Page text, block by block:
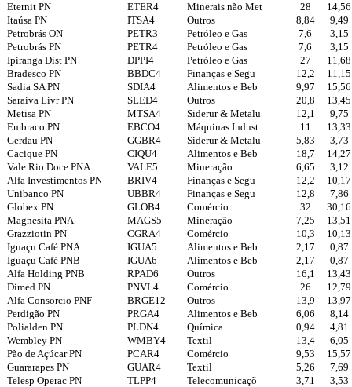
Eternit PN
ETER4 Minerais não Met 28
14,56
Itaúsa PN
ITSA4 Outros 8,84
9,49
Petrobrás ON
PETR3 Petróleo e Gas 7,6
3,15
Petrobrás PN
PETR4 Petróleo e Gas 7,6
3,15
Ipiranga Dist PN
DPPI4 Petróleo e Gas 27
11,68
Bradesco PN
BBDC4 Finanças e Segu 12,2
11,15
Sadia SA PN
SDIA4 Alimentos e Beb 9,97
15,56
Saraiva Livr PN
SLED4 Outros 20,8
13,45
Metisa PN
MTSA4 Siderur & Metalu 12,1
9,75
Embraco PN
EBCO4 Máquinas Indust 11
13,33
Gerdau PN
GGBR4 Siderur & Metalu 5,83
3,73
Cacique PN
CIQU4 Alimentos e Beb 18,7
14,27
Vale Rio Doce PNA
VALE5 Mineração 6,65
3,12
Alfa Investimentos PN
BRIV4 Finanças e Segu 12,2
10,17
Unibanco PN
UBBR4 Finanças e Segu 12,8
7,86
Globex PN
GLOB4 Comércio 32
30,16
Magnesita PNA
MAGS5 Mineração 7,25
13,51
Grazziotin PN
CGRA4 Comércio 10,3
10,13
Iguaçu Café PNA
IGUA5 Alimentos e Beb 2,17
0,87
Iguaçu Café PNB
IGUA6 Alimentos e Beb 2,17
0,87
Alfa Holding PNB
RPAD6 Outros 16,1
13,43
Dimed PN
PNVL4 Comércio 26
12,79
Alfa Consorcio PNF
BRGE12 Outros 13,9
13,97
Perdigão PN
PRGA4 Alimentos e Beb 6,06
8,14
Polialden PN
PLDN4 Química 0,94
4,81
Wembley PN
WMBY4 Textil 13,4
6,05
Pão de Açúcar PN
PCAR4 Comércio 9,53
15,57
Guararapes PN
GUAR4 Textil 5,26
7,69
Telesp Operac PN
TLPP4 Telecomunicaçõ 3,71
3,53